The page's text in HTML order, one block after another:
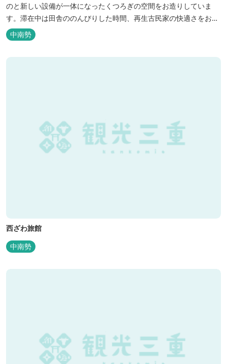
のと新しい設備が一体になったくつろぎの空間をお造りしていま
す。滞在中は田舎ののんびりした時間、再生古民家の快適さをお楽
しみください。 【時間】 《 チェックイン 》 15：00～20：00の間
にお願いいたします。 《 チェックアウト 》 10：00まで 【御利用
中南勢
西ざわ旅館
中南勢